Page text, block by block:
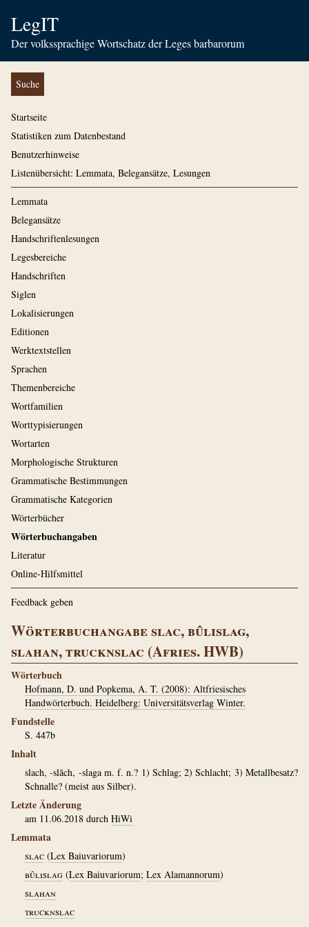
LegIT
Der volkssprachige Wortschatz der Leges barbarorum
Suche
Startseite
Statistiken zum Datenbestand
Benutzerhinweise
Listenübersicht: Lemmata, Belegansätze, Lesungen
Lemmata
Belegansätze
Handschriftenlesungen
Legesbereiche
Handschriften
Siglen
Lokalisierungen
Editionen
Werktextstellen
Sprachen
Themenbereiche
Wortfamilien
Worttypisierungen
Wortarten
Morphologische Strukturen
Grammatische Bestimmungen
Grammatische Kategorien
Wörterbücher
Wörterbuchangaben
Literatur
Online-Hilfsmittel
Feedback geben
Wörterbuchangabe slac, bûlislag,
slahan, trucknslac (Afries. HWB)
Wörterbuch
Hofmann, D. und Popkema, A. T. (2008): Altfriesisches
Handwörterbuch. Heidelberg: Universitätsverlag Winter.
Fundstelle
S. 447b
Inhalt
slach, -slāch, -slaga m. f. n.? 1) Schlag; 2) Schlacht; 3) Metallbesatz?
Schnalle? (meist aus Silber).
Letzte Änderung
am 11.06.2018 durch HiWi
Lemmata
slac (Lex Baiuvariorum)
bûlislag (Lex Baiuvariorum; Lex Alamannorum)
slahan
trucknslac